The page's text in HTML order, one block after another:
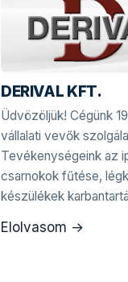
DERIVAL KFT.
Üdvözöljük! Cégünk
vállalati vevők
Tevékenységeink az
csarnokok fűtése,
készülékek
Elolvasom →